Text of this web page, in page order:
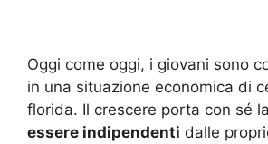
Oggi come oggi, i giovani sono
in una situazione economica di
florida. Il crescere porta con sé la
essere indipendenti dalle